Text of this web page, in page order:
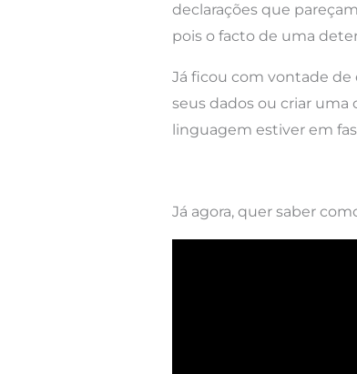
declarações que
pois o facto de uma
Já ficou com vontade de
seus dados ou criar
linguagem estiver em
Já agora, quer saber